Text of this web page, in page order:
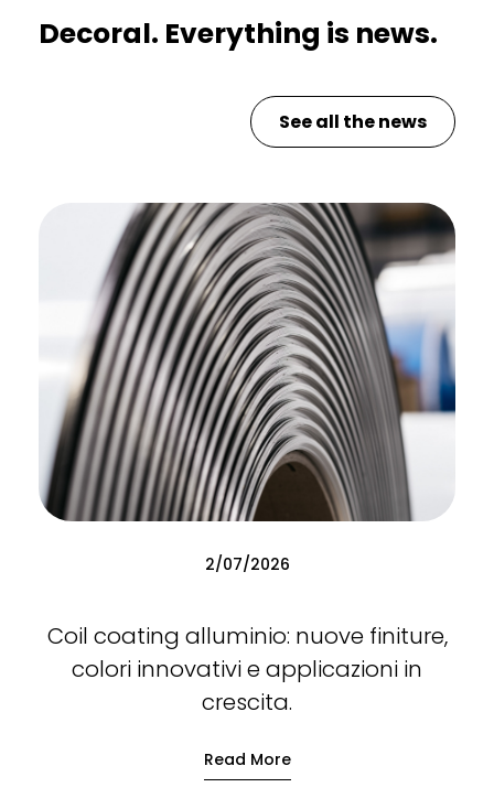
Decoral. Everything is news.
See all the news
2/07/2026
Coil coating alluminio: nuove finiture,
colori innovativi e applicazioni in
crescita.
Read More